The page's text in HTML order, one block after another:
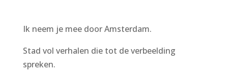
Ik neem je mee door Amsterdam.
Stad vol verhalen die tot de verbeelding
spreken.